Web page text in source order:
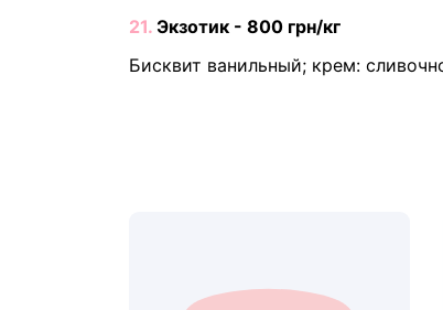
21. Экзотик - 800 грн/кг
Бисквит ванильный; крем: